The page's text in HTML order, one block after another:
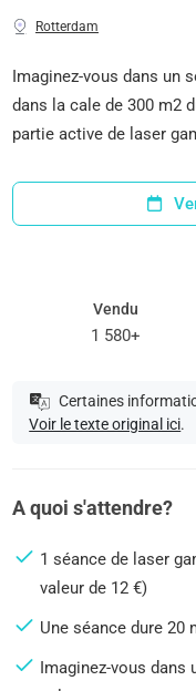
Rotterdam
Imaginez-vous dans un
dans la cale de 300 m2
partie active de laser
Vendu
1 580+
Certaines
Voir le texte original ici.
A quoi s'attendre?
1 séance de laser
valeur de 12 €)
Une séance dure
Imaginez-vous dans